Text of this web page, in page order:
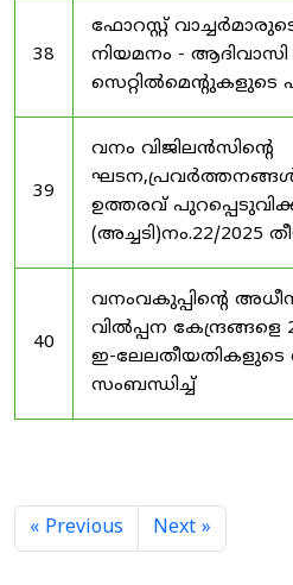
38
ഫോറസ്റ്റ്
നിയമനം - ആദിവാസി
സെറ്റിൽമെന്റുകളുടെ
39
വനം വിജിലൻസിന്റെ
ഘടന,പ്രവർത്തനങ്ങൾ
ഉത്തരവ്
(അച്ചടി)നം.22/2025
40
വനംവകുപ്പിന്റെ
വിൽപ്പന
ഇ-ലേലതീയതികളുടെ
സംബന്ധിച്ച്
« Previous Next »